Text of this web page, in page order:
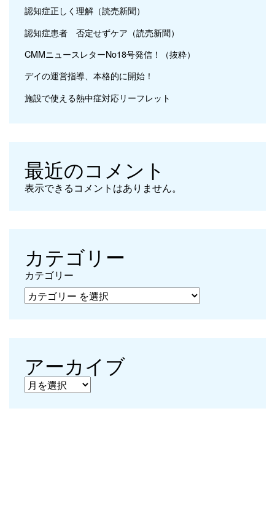
認知症正しく理解（読売新聞）
認知症患者 否定せずケア（読売新聞）
CMMニュースレターNo18号発信！（抜粋）
デイの運営指導、本格的に開始！
施設で使える熱中症対応リーフレット
最近のコメント
表示できるコメントはありません。
カテゴリー
カテゴリー
アーカイブ
アーカイブ